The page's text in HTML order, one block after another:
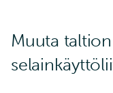
Laskentayksiköiden
Muuta